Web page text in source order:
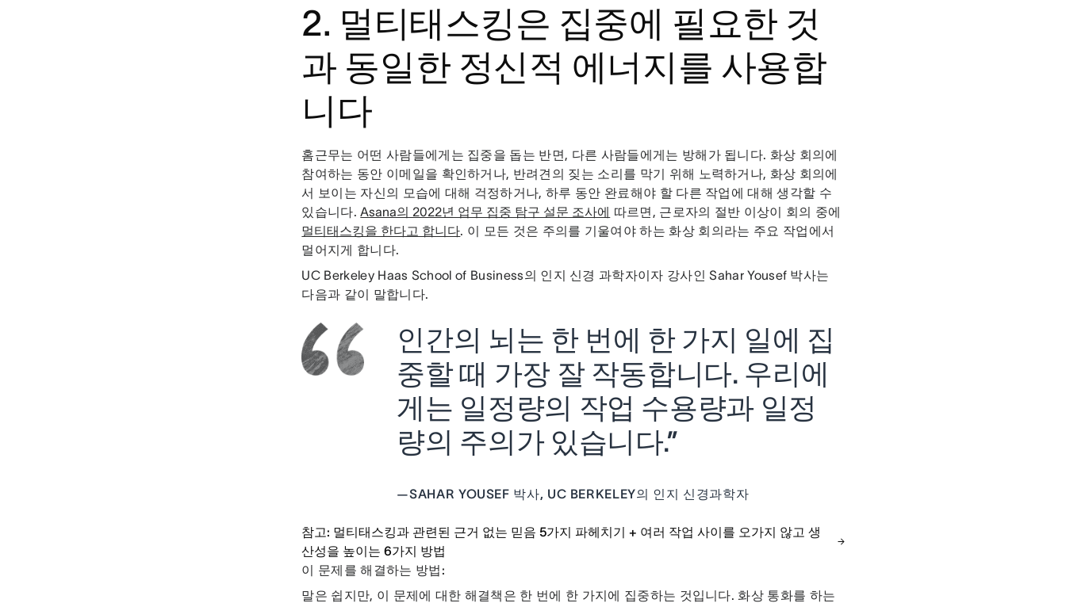
2. 멀티태스킹은 집중에 필요한 것
과 동일한 정신적 에너지를 사용합
니다
홈근무는 어떤 사람들에게는 집중을 돕는 반면, 다른 사람들에게는 방해가 됩니다. 화상 회의에
참여하는 동안 이메일을 확인하거나, 반려견의 짖는 소리를 막기 위해 노력하거나, 화상 회의에
서 보이는 자신의 모습에 대해 걱정하거나, 하루 동안 완료해야 할 다른 작업에 대해 생각할 수
있습니다.Asana의 2022년 업무 집중 탐구 설문 조사에 따르면, 근로자의 절반 이상이 회의 중에
멀티태스킹을 한다고 합니다. 이 모든 것은 주의를 기울여야 하는 화상 회의라는 주요 작업에서
멀어지게 합니다.
UC Berkeley Haas School of Business의 인지 신경 과학자이자 강사인 Sahar Yousef 박사는
다음과 같이 말합니다.
인간의 뇌는 한 번에 한 가지 일에 집
중할 때 가장 잘 작동합니다. 우리에
게는 일정량의 작업 수용량과 일정
량의 주의가 있습니다.”
—SAHAR YOUSEF 박사, UC BERKELEY의 인지 신경과학자
참고: 멀티태스킹과 관련된 근거 없는 믿음 5가지 파헤치기 + 여러 작업 사이를 오가지 않고 생
산성을 높이는 6가지 방법
이 문제를 해결하는 방법:
말은 쉽지만, 이 문제에 대한 해결책은 한 번에 한 가지에 집중하는 것입니다. 화상 통화를 하는